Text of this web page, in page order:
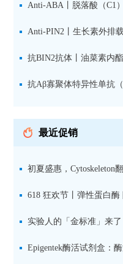
技术中的应用
键抑制因子
Anti-ABA丨脱落酸（C1
储存库
Anti-PIN2丨生长素外排
设计方案
抗BIN2抗体丨油菜素内
究数据特异性
抗Aβ寡聚体特异性单抗
最近促销
初夏盛惠，Cytoskeleton
品线放价啦！
618 狂欢节丨弹性蛋白酶
实验人的「金标准」来了
限时一口价，手慢无！
Epigentek酶活试剂盒：